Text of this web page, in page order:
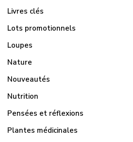
Livres clés
Lots promotionnels
Loupes
Nature
Nouveautés
Nutrition
Pensées et réflexions
Plantes médicinales